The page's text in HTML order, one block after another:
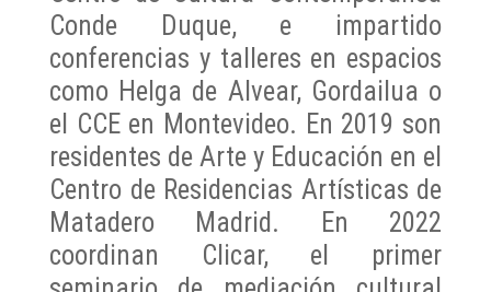
Conde Duque, e impartido
conferencias y talleres en espacios
como Helga de Alvear, Gordailua o
el CCE en Montevideo. En 2019 son
residentes de Arte y Educación en el
Centro de Residencias Artísticas de
Matadero Madrid. En 2022
coordinan Clicar, el primer